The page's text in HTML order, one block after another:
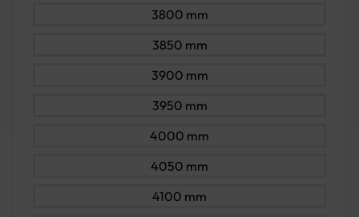
3800 mm
3850 mm
3900 mm
3950 mm
4000 mm
4050 mm
4100 mm